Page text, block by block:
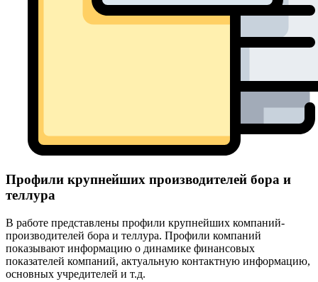
Профили крупнейших производителей бора и
теллура
В работе представлены профили крупнейших компаний-
производителей бора и теллура. Профили компаний
показывают информацию о динамике финансовых
показателей компаний, актуальную контактную информацию,
основных учредителей и т.д.